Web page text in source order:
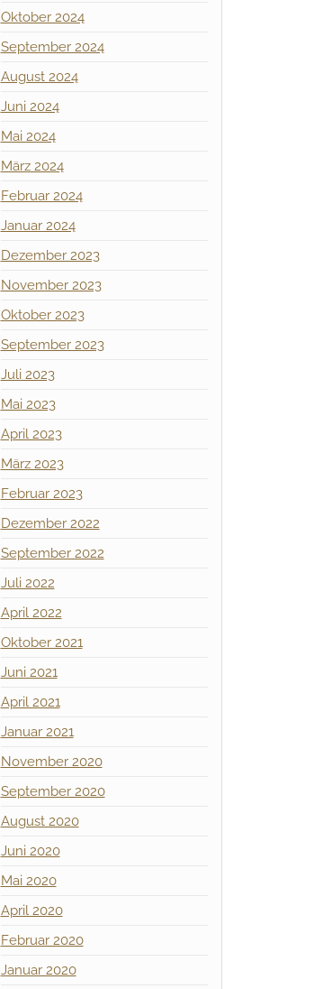
Oktober 2024
September 2024
August 2024
Juni 2024
Mai 2024
März 2024
Februar 2024
Januar 2024
Dezember 2023
November 2023
Oktober 2023
September 2023
Juli 2023
Mai 2023
April 2023
März 2023
Februar 2023
Dezember 2022
September 2022
Juli 2022
April 2022
Oktober 2021
Juni 2021
April 2021
Januar 2021
November 2020
September 2020
August 2020
Juni 2020
Mai 2020
April 2020
Februar 2020
Januar 2020